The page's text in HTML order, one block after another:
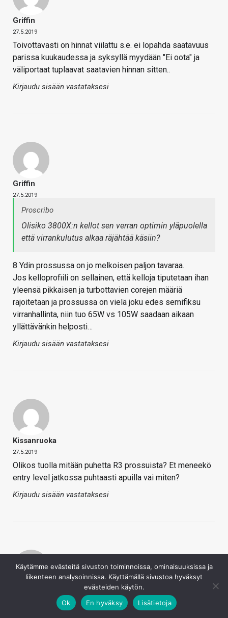
Griffin
27.5.2019
Toivottavasti on hinnat viilattu s.e. ei lopahda saatavuus
parissa kuukaudessa ja syksyllä myydään "Ei oota" ja
väliportaat tuplaavat saatavien hinnan sitten..
Kirjaudu sisään vastataksesi
Griffin
27.5.2019
Proscribo
Olisiko 3800X:n kellot sen verran optimin yläpuolella
että virrankulutus alkaa räjähtää käsiin?
8 Ydin prossussa on jo melkoisen paljon tavaraa.
Jos kelloprofiili on sellainen, että kelloja tiputetaan ihan
yleensä pikkaisen ja turbottavien corejen määriä
rajoitetaan ja prossussa on vielä joku edes semifiksu
virranhallinta, niin tuo 65W vs 105W saadaan aikaan
yllättävänkin helposti…
Kirjaudu sisään vastataksesi
Kissanruoka
27.5.2019
Olikos tuolla mitään puhetta R3 prossuista? Et meneekö
entry level jatkossa puhtaasti apuilla vai miten?
Kirjaudu sisään vastataksesi
Käytämme evästeitä sivuston toiminnoissa, ominaisuuksissa ja
liikenteen analysoinnissa. Käyttämällä sivustoa hyväksyt
evästeiden käytön.
Ok
En hyväksy Lisätietoja